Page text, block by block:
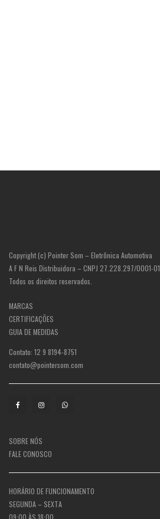
Copyright (c) Pointer Som – Eletrônica Automotiva
A F N Reis Distribuidora – CNPJ 27.228.297/0001-01.
Todos os direitos reservados.
MARCAS
CERTIFICAÇÕES
GUIA DE MEDIDAS
Contato: 12 9 8194-8751
contato@pointersom.com
SOBRE NÓS
FALE CONOSCO
HORÁRIO DE FUNCIONAMENTO
SEGUNDA – SEXTA
09:00 ÀS 18:00